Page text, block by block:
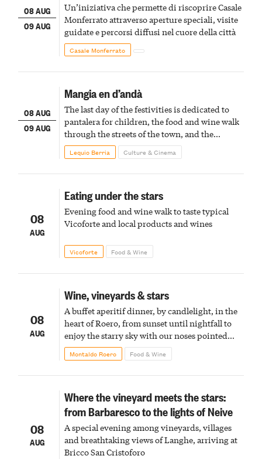
08 AUG
09 AUG
Un’iniziativa che permette di riscoprire Casale
Monferrato attraverso aperture speciali, visite
guidate e percorsi diffusi nel cuore della città
Casale Monferrato
08 AUG
09 AUG
Mangia en d’andà
The last day of the festivities is dedicated to
pantalera for children, the food and wine walk
through the streets of the town, and the
fireworks finale
Lequio Berria Culture & Cinema
08
AUG
Eating under the stars
Evening food and wine walk to taste typical
Vicoforte and local products and wines
Vicoforte Food & Wine
08
AUG
Wine, vineyards & stars
A buffet aperitif dinner, by candlelight, in the
heart of Roero, from sunset until nightfall to
enjoy the starry sky with our noses pointed
upward
Montaldo Roero Food & Wine
08
AUG
Where the vineyard meets the stars:
from Barbaresco to the lights of Neive
A special evening among vineyards, villages
and breathtaking views of Langhe, arriving at
Bricco San Cristoforo